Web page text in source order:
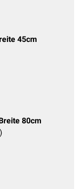
45cm
80cm